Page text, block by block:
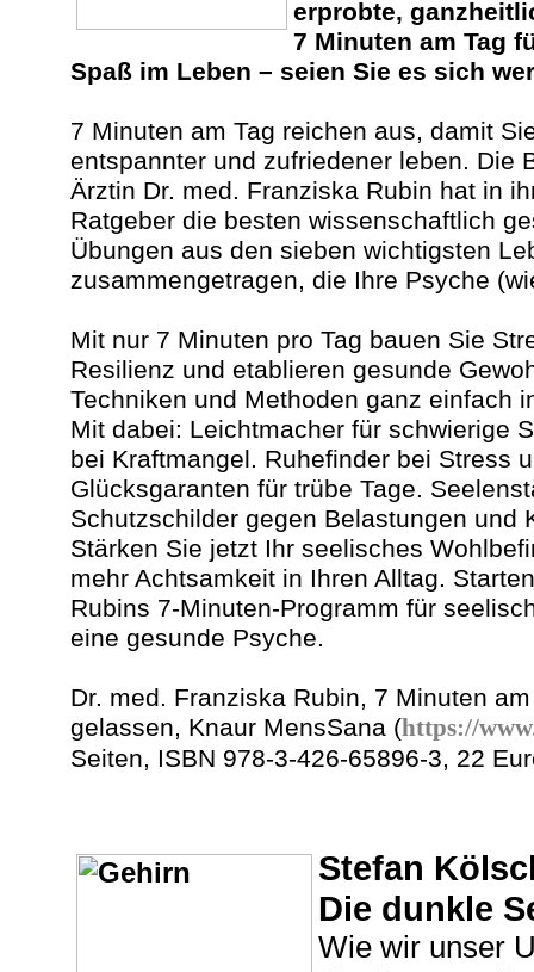
erprobte,
7 Minuten am Tag
Spaß im Leben – seien Sie es sich
7 Minuten am Tag reichen aus, damit
entspannter und zufriedener leben. Die
Ärztin Dr. med. Franziska Rubin hat in
Ratgeber die besten wissenschaftlich
Übungen aus den sieben wichtigsten
zusammengetragen, die Ihre Psyche
Mit nur 7 Minuten pro Tag bauen Sie
Resilienz und etablieren gesunde
Techniken und Methoden ganz einfach
Mit dabei: Leichtmacher für schwierige
bei Kraftmangel. Ruhefinder bei Stress
Glücksgaranten für trübe Tage.
Schutzschilder gegen Belastungen und
Stärken Sie jetzt Ihr seelisches
mehr Achtsamkeit in Ihren Alltag.
Rubins 7-Minuten-Programm für
eine gesunde Psyche.
Dr. med. Franziska Rubin, 7 Minuten
gelassen, Knaur MensSana (https://
Seiten, ISBN 978-3-426-65896-3, 22
Stefan
Die dunkle
Wie wir unser